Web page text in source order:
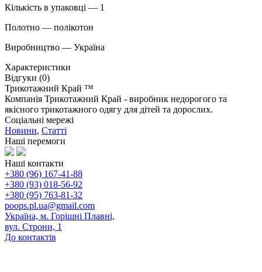
Кількість в упаковці ― 1
Полотно ― полікотон
Виробництво ― Україна
Характеристики
Відгуки (0)
Трикотажний Край ™
Компанія Трикотажний Край - виробник недорогого та
якісного трикотажного одягу для дітей та дорослих.
Соціальні мережі
Новини, Статті
Наші перемоги
Наші контакти
+380 (96) 167-41-88
+380 (93) 018-56-92
+380 (95) 763-81-32
poops.pl.ua@gmail.com
Україна, м. Горішні Плавні,
вул. Строни, 1
До контактів